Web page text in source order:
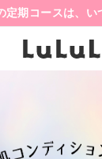
定期コースは、